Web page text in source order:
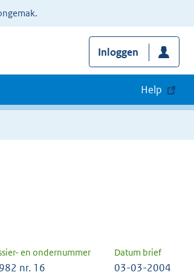
Inloggen
Help
en ondernummer Datum brief
nr. 16 03-03-2004